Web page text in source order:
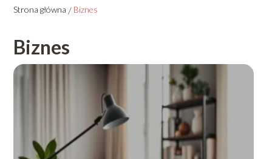
Strona główna / Biznes
Biznes